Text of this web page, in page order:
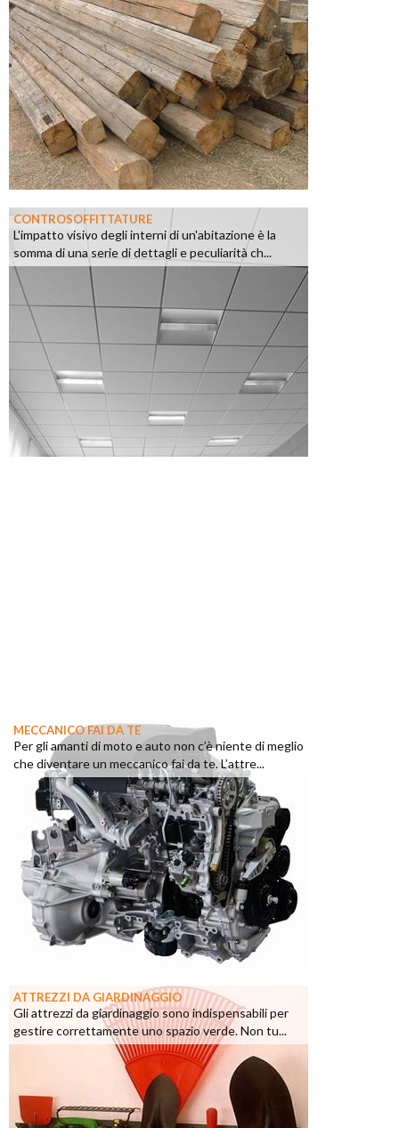
CONTROSOFFITTATURE
L'impatto visivo degli interni di un'abitazione è la
somma di una serie di dettagli e peculiarità ch...
MECCANICO FAI DA TE
Per gli amanti di moto e auto non c’è niente di meglio
che diventare un meccanico fai da te. L’attre...
ATTREZZI DA GIARDINAGGIO
Gli attrezzi da giardinaggio sono indispensabili per
gestire correttamente uno spazio verde. Non tu...